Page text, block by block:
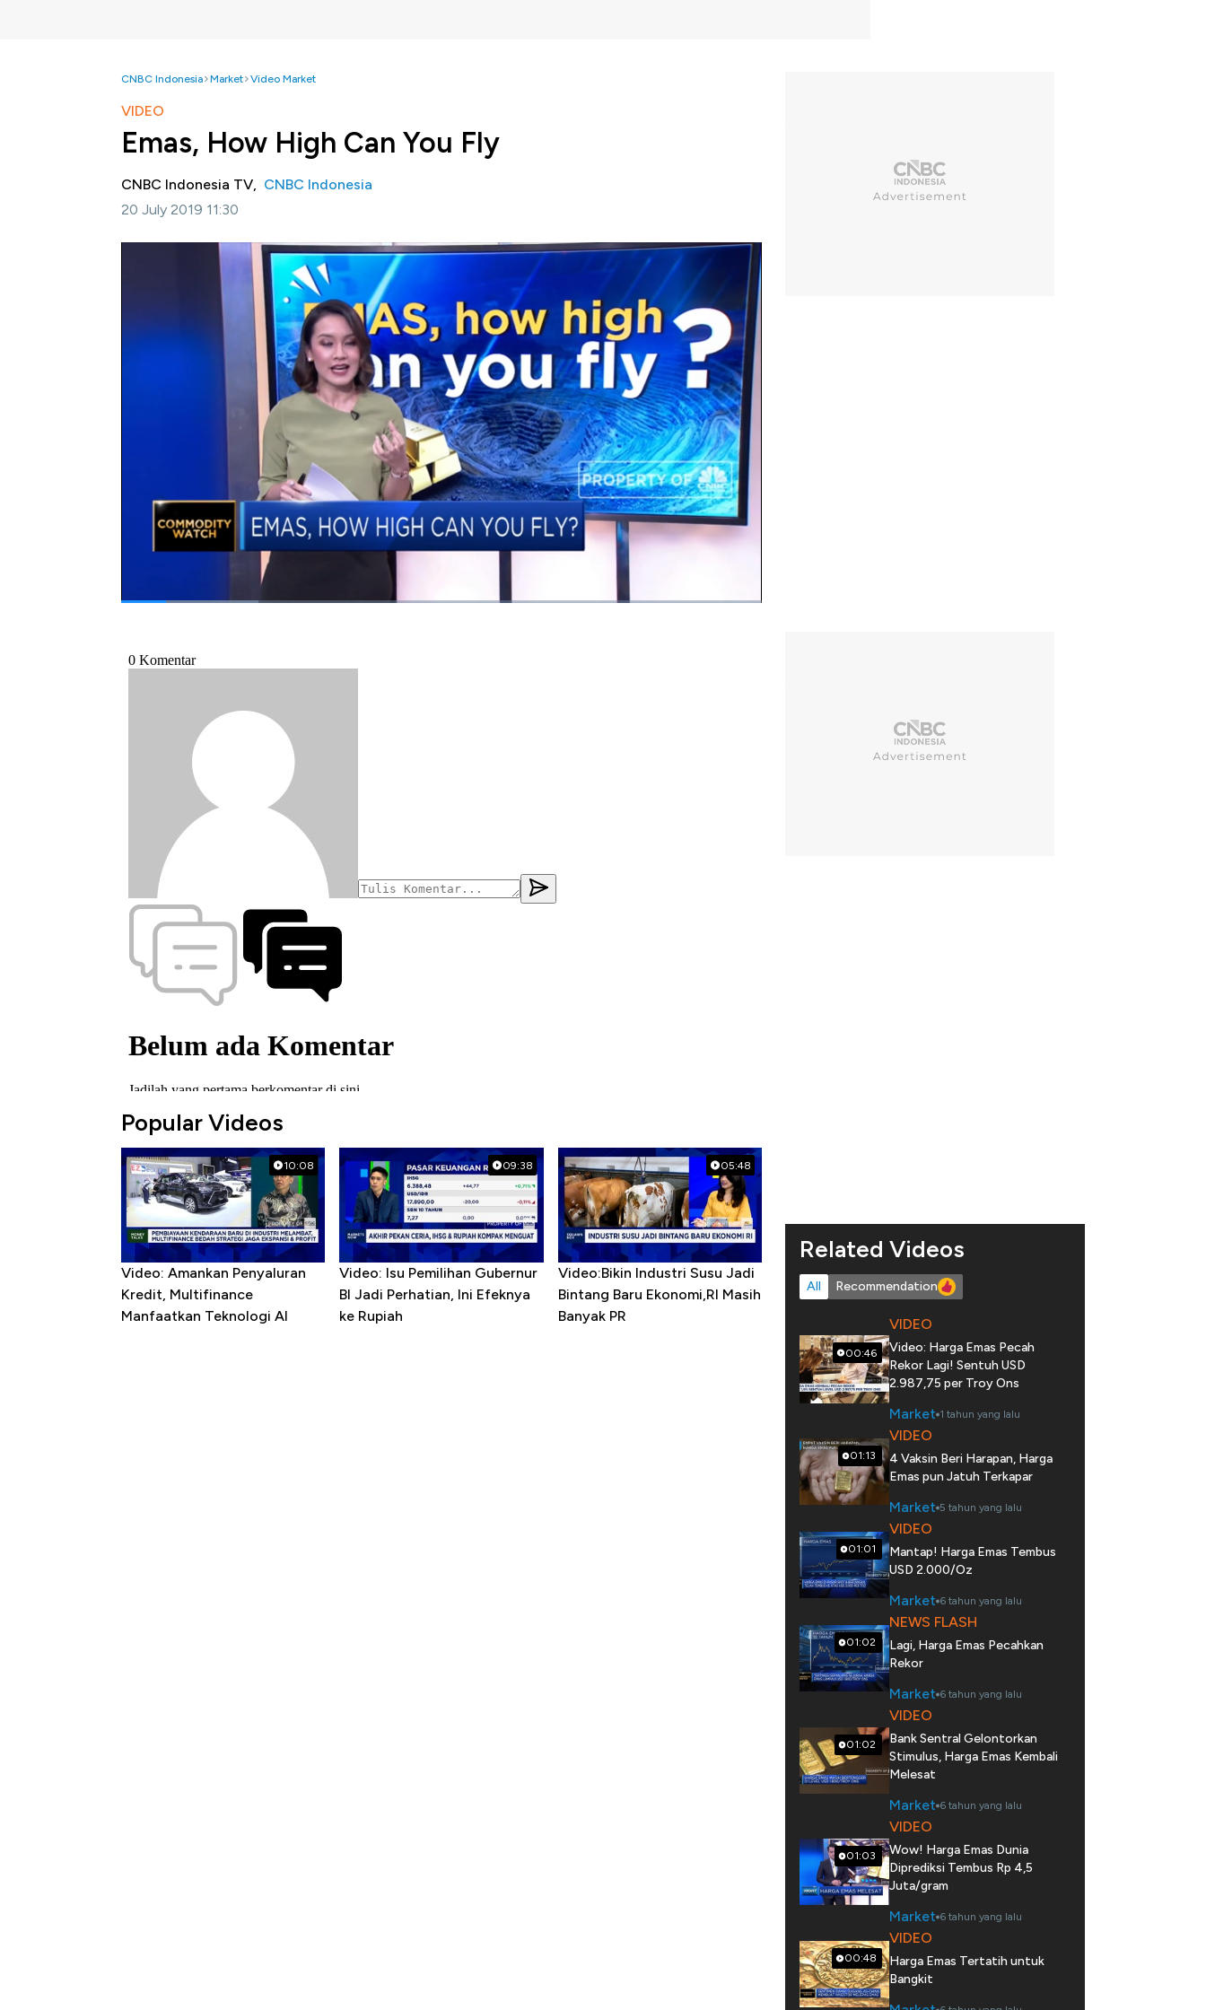
CNBC Indonesia Market Video Market
VIDEO
Emas, How High Can You Fly
CNBC Indonesia TV, CNBC Indonesia
20 July 2019 11:30
Jakarta, CNBC Indonesia-Harga emas dunia diprediksi terus naik hingga akhir tahun ini meskipun
sudah mencapai rekor tertinggi tahunan di awal juli kemarin. Seiring dengan beberapa faktor antara
lain ketidakpastian global yang mendorong naik permintaan terhadap emas sebagai komoditas
investasi aset aman atau safehaven. Bahkan akhir tahun iniharga emas dunia diprediksi bisa semakin
silau di Rp 900.000 per gram. Apa saja faktor faktor yang mempengaruhi kilau harga emas dunia?
Safrina Nasution akan menjelaskan dalam program Closing Bell CNBC Indonesia (Senin, 15/07/2019)
Bagikan:
#harga emas
Popular Videos
10:08
Video: Amankan Penyaluran
Kredit, Multifinance
Manfaatkan Teknologi AI
09:38
Video: Isu Pemilihan Gubernur
BI Jadi Perhatian, Ini Efeknya
ke Rupiah
05:48
Video:Bikin Industri Susu Jadi
Bintang Baru Ekonomi,RI Masih
Banyak PR
Related Videos
All Recommendation
00:46
VIDEO
Video: Harga Emas Pecah
Rekor Lagi! Sentuh USD
2.987,75 per Troy Ons
Market 1 tahun yang lalu
01:13
VIDEO
4 Vaksin Beri Harapan, Harga
Emas pun Jatuh Terkapar
Market 5 tahun yang lalu
01:01
VIDEO
Mantap! Harga Emas Tembus
USD 2.000/Oz
Market 6 tahun yang lalu
01:02
NEWS FLASH
Lagi, Harga Emas Pecahkan
Rekor
Market 6 tahun yang lalu
01:02
VIDEO
Bank Sentral Gelontorkan
Stimulus, Harga Emas Kembali
Melesat
Market 6 tahun yang lalu
01:03
VIDEO
Wow! Harga Emas Dunia
Diprediksi Tembus Rp 4,5
Juta/gram
Market 6 tahun yang lalu
00:48
VIDEO
Harga Emas Tertatih untuk
Bangkit